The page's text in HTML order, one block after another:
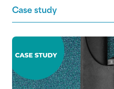
Case study